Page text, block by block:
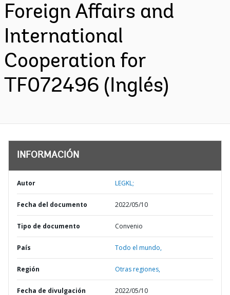
Foreign Affairs and
International
Cooperation for
TF072496 (Inglés)
INFORMACIÓN
Autor LEGKL;
Fecha del documento 2022/05/10
Tipo de documento Convenio
País Todo el mundo,
Región Otras regiones,
Fecha de divulgación 2022/05/10